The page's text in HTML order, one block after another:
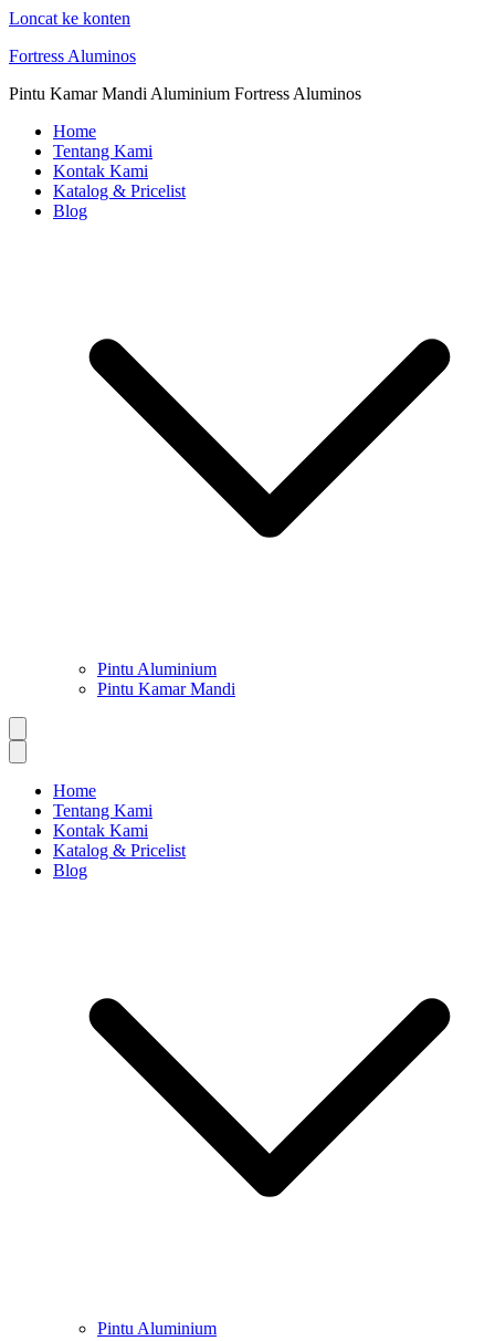
Loncat ke konten
Fortress Aluminos
Pintu Kamar Mandi Aluminium Fortress Aluminos
Home
Tentang Kami
Kontak Kami
Katalog & Pricelist
Blog
Pintu Aluminium
Pintu Kamar Mandi
Home
Tentang Kami
Kontak Kami
Katalog & Pricelist
Blog
Pintu Aluminium